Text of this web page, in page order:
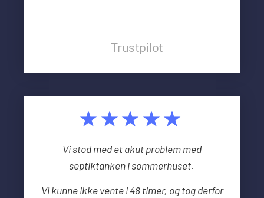
Trustpilot
★★★★★
Vi stod med et akut problem med
septiktanken i sommerhuset.
Vi kunne ikke vente i 48 timer, og tog derfor